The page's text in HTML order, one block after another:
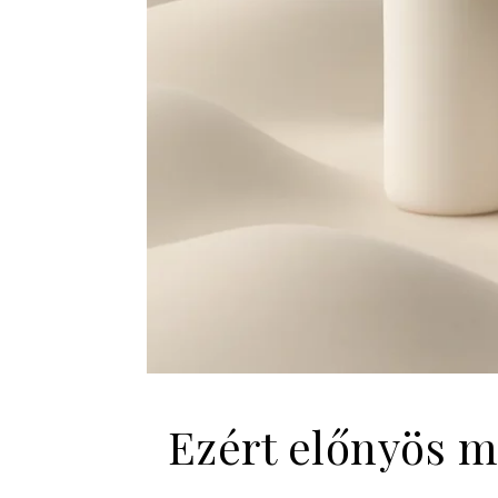
Ezért előnyös